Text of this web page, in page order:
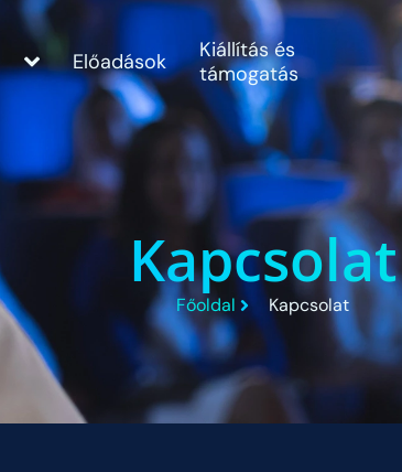
Előadások
Kiállítás és
támogatás
Kapcsolat
Főoldal Kapcsolat